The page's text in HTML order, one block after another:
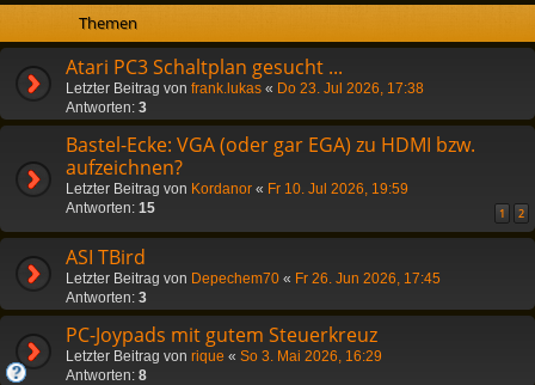
Themen
Atari PC3 Schaltplan gesucht ...
Letzter Beitrag von frank.lukas « Do 23. Jul 2026, 17:38
Antworten: 3
Bastel-Ecke: VGA (oder gar EGA) zu HDMI bzw.
aufzeichnen?
Letzter Beitrag von Kordanor « Fr 10. Jul 2026, 19:59
Antworten: 15 1 2
ASI TBird
Letzter Beitrag von Depechem70 « Fr 26. Jun 2026, 17:45
Antworten: 3
PC-Joypads mit gutem Steuerkreuz
Letzter Beitrag von rique « So 3. Mai 2026, 16:29
Antworten: 8